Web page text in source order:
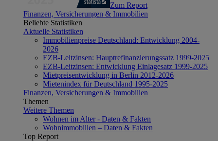
Zum Report
Finanzen, Versicherungen & Immobilien
Beliebte Statistiken
Aktuelle Statistiken
Immobilienpreise Deutschland: Entwicklung 2004-
2026
EZB-Leitzinsen: Hauptrefinanzierungssatz 1999-2025
EZB-Leitzinsen: Entwicklung Einlagesatz 1999-2025
Mietpreisentwicklung in Berlin 2012-2026
Mietenindex für Deutschland 1995-2025
Finanzen, Versicherungen & Immobilien
Themen
Weitere Themen
Wohnen im Alter - Daten & Fakten
Wohnimmobilien – Daten & Fakten
Top Report